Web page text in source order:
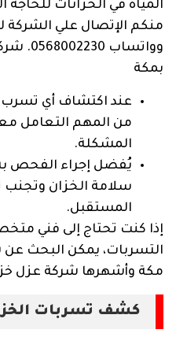
المياه في الخزانات للحاجة
منكم الإتصال علي الشركة
بمكة
عند اكتشاف أي تسرب
من المهم التعامل
المشكلة.
يُفضل إجراء الفحص
سلامة الخزان وتجنب
المستقبل.
إذا كنت تحتاج إلى فني
التسربات، يمكن البحث
مكة وأشهرها شركة عزل
كشف تسربات